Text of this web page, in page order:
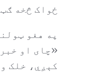
ځواک څخه
په هغو
«چای او
کېږي، خلک